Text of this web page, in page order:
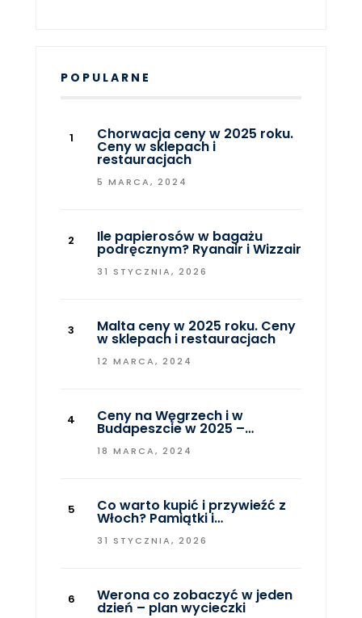
POPULARNE
Chorwacja ceny w 2025 roku.
Ceny w sklepach i
restauracjach
5 MARCA, 2024
Ile papierosów w bagażu
podręcznym? Ryanair i Wizzair
31 STYCZNIA, 2026
Malta ceny w 2025 roku. Ceny
w sklepach i restauracjach
12 MARCA, 2024
Ceny na Węgrzech i w
Budapeszcie w 2025 –…
18 MARCA, 2024
Co warto kupić i przywieźć z
Włoch? Pamiątki i…
31 STYCZNIA, 2026
Werona co zobaczyć w jeden
dzień – plan wycieczki